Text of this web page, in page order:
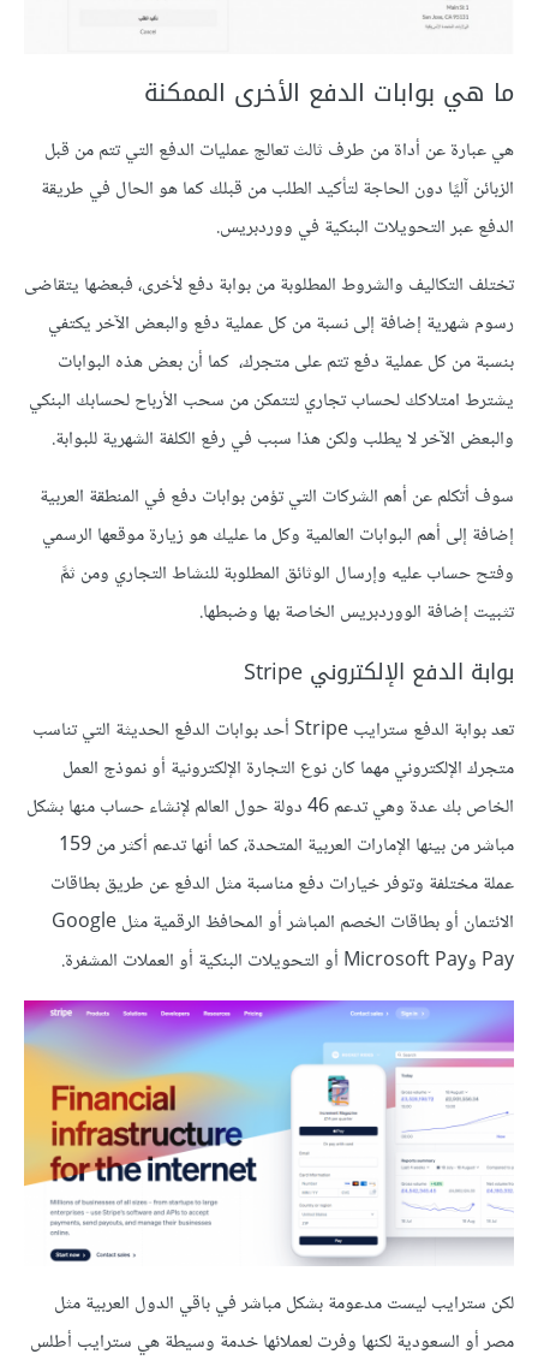
ما هي بوابات الدفع الأخرى الممكنة
هي عبارة عن أداة من طرف ثالث تعالج عمليات الدفع التي تتم من قبل
الزبائن آليًا دون الحاجة لتأكيد الطلب من قبلك كما هو الحال في طريقة
الدفع عبر التحويلات البنكية في ووردبريس.
تختلف التكاليف والشروط المطلوبة من بوابة دفع لأخرى، فبعضها يتقاضى
رسوم شهرية إضافة إلى نسبة من كل عملية دفع والبعض الآخر يكتفي
بنسبة من كل عملية دفع تتم على متجرك، كما أن بعض هذه البوابات
يشترط امتلاكك لحساب تجاري لتتمكن من سحب الأرباح لحسابك البنكي
والبعض الآخر لا يطلب ولكن هذا سبب في رفع الكلفة الشهرية للبوابة.
سوف أتكلم عن أهم الشركات التي تؤمن بوابات دفع في المنطقة العربية
إضافة إلى أهم البوابات العالمية وكل ما عليك هو زيارة موقعها الرسمي
وفتح حساب عليه وإرسال الوثائق المطلوبة للنشاط التجاري ومن ثمَّ
تثبيت إضافة الووردبريس الخاصة بها وضبطها.
بوابة الدفع الإلكتروني Stripe
تعد بوابة الدفع سترايب Stripe أحد بوابات الدفع الحديثة التي تناسب
متجرك الإلكتروني مهما كان نوع التجارة الإلكترونية أو نموذج العمل
الخاص بك عدة وهي تدعم 46 دولة حول العالم لإنشاء حساب منها بشكل
مباشر من بينها الإمارات العربية المتحدة، كما أنها تدعم أكثر من 159
عملة مختلفة وتوفر خيارات دفع مناسبة مثل الدفع عن طريق بطاقات
الائتمان أو بطاقات الخصم المباشر أو المحافظ الرقمية مثل Google
Pay وMicrosoft Pay أو التحويلات البنكية أو العملات المشفرة.
لكن سترايب ليست مدعومة بشكل مباشر في باقي الدول العربية مثل
مصر أو السعودية لكنها وفرت لعملائها خدمة وسيطة هي سترايب أطلس